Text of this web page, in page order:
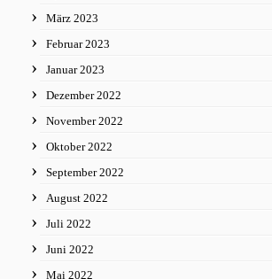
März 2023
Februar 2023
Januar 2023
Dezember 2022
November 2022
Oktober 2022
September 2022
August 2022
Juli 2022
Juni 2022
Mai 2022